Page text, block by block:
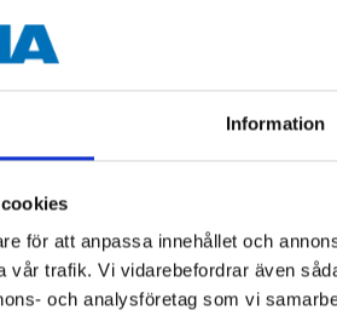
Information
för att anpassa innehållet och
vår trafik. Vi vidarebefordrar även
och analysföretag som vi